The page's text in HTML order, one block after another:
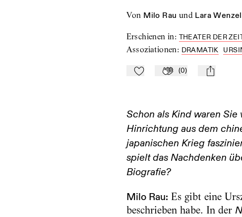
von Milo Rau und Lara Wenzel
Erschienen in: THEATER DER
Assoziationen: DRAMATIK
Zu Mein-TdZ hinzufügen
Applaudieren
(0) mail
Schon als Kind waren Sie
Hinrichtung aus dem
japanischen Krieg
spielt das Nachdenken
Biografie?
Milo Rau: Es gibt eine
beschrieben habe. In der